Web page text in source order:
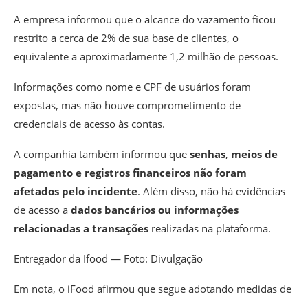
A empresa informou que o alcance do vazamento ficou
restrito a cerca de 2% de sua base de clientes, o
equivalente a aproximadamente 1,2 milhão de pessoas.
Informações como nome e CPF de usuários foram
expostas, mas não houve comprometimento de
credenciais de acesso às contas.
A companhia também informou que senhas, meios de
pagamento e registros financeiros não foram
afetados pelo incidente. Além disso, não há evidências
de acesso a dados bancários ou informações
relacionadas a transações realizadas na plataforma.
Entregador da Ifood — Foto: Divulgação
Em nota, o iFood afirmou que segue adotando medidas de